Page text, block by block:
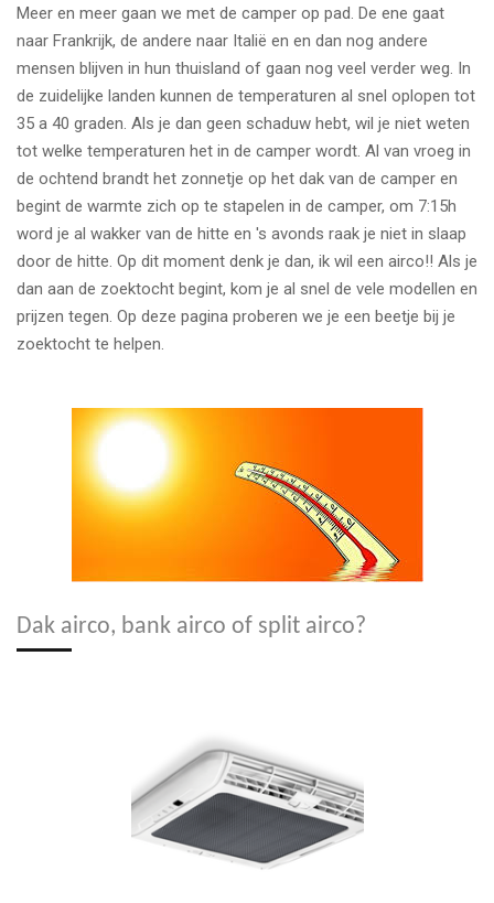
Meer en meer gaan we met de camper op pad. De ene gaat
naar Frankrijk, de andere naar Italië en en dan nog andere
mensen blijven in hun thuisland of gaan nog veel verder weg. In
de zuidelijke landen kunnen de temperaturen al snel oplopen tot
35 a 40 graden. Als je dan geen schaduw hebt, wil je niet weten
tot welke temperaturen het in de camper wordt. Al van vroeg in
de ochtend brandt het zonnetje op het dak van de camper en
begint de warmte zich op te stapelen in de camper, om 7:15h
word je al wakker van de hitte en 's avonds raak je niet in slaap
door de hitte. Op dit moment denk je dan, ik wil een airco!! Als je
dan aan de zoektocht begint, kom je al snel de vele modellen en
prijzen tegen. Op deze pagina proberen we je een beetje bij je
zoektocht te helpen.
Dak airco, bank airco of split airco?